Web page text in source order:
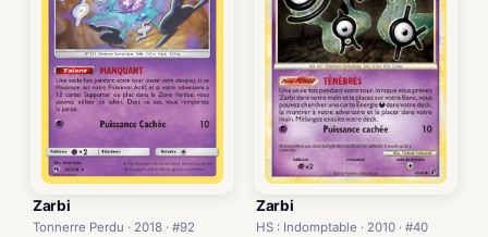
Zarbi
Tonnerre Perdu · 2018 · #92
Zarbi
HS : Indomptable · 2010 · #40